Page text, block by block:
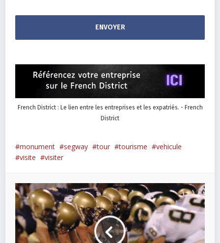
French District : Le lien entre les entreprises et les expatriés. - French
District
monument segway tour tourisme
vehicule
visite
visiter